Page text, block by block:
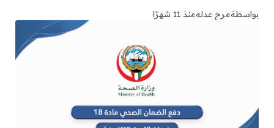
بواسطةمرح عدلهمنذ 11 شهرًا